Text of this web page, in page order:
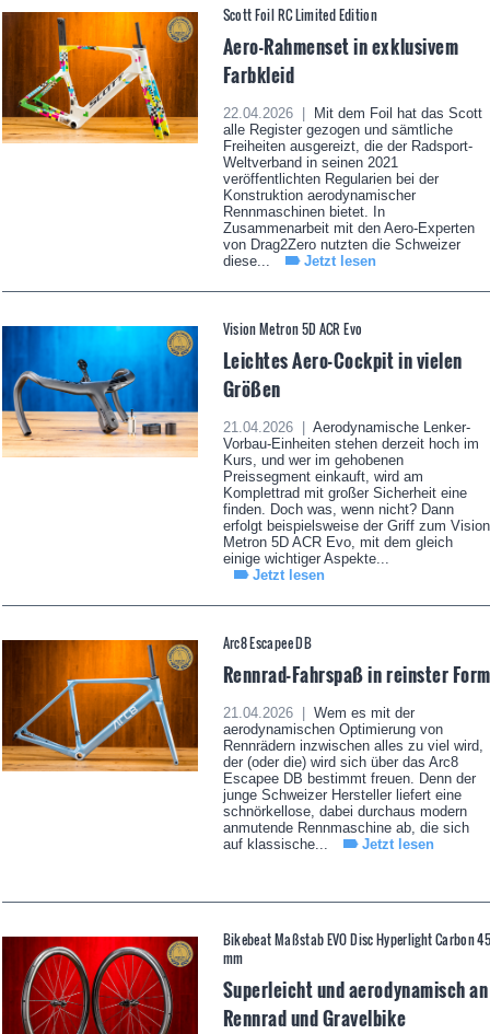
Scott Foil RC Limited Edition
Aero-Rahmenset in exklusivem
Farbkleid
22.04.2026 |
Mit dem Foil hat das Scott
alle Register gezogen und sämtliche
Freiheiten ausgereizt, die der Radsport-
Weltverband in seinen 2021
veröffentlichten Regularien bei der
Konstruktion aerodynamischer
Rennmaschinen bietet. In
Zusammenarbeit mit den Aero-Experten
von Drag2Zero nutzten die Schweizer
diese...
Jetzt lesen
Vision Metron 5D ACR Evo
Leichtes Aero-Cockpit in vielen
Größen
21.04.2026 |
Aerodynamische Lenker-
Vorbau-Einheiten stehen derzeit hoch im
Kurs, und wer im gehobenen
Preissegment einkauft, wird am
Komplettrad mit großer Sicherheit eine
finden. Doch was, wenn nicht? Dann
erfolgt beispielsweise der Griff zum Vision
Metron 5D ACR Evo, mit dem gleich
einige wichtiger Aspekte...
Jetzt lesen
Arc8 Escapee DB
Rennrad-Fahrspaß in reinster Form
21.04.2026 |
Wem es mit der
aerodynamischen Optimierung von
Rennrädern inzwischen alles zu viel wird,
der (oder die) wird sich über das Arc8
Escapee DB bestimmt freuen. Denn der
junge Schweizer Hersteller liefert eine
schnörkellose, dabei durchaus modern
anmutende Rennmaschine ab, die sich
auf klassische...
Jetzt lesen
Bikebeat Maßstab EVO Disc Hyperlight Carbon
mm
Superleicht und aerodynamisch an
Rennrad und Gravelbike